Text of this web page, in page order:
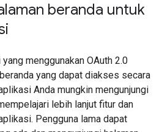
beranda untuk
menggunakan OAuth 2.0
yang dapat diakses secara
Anda mungkin mengunjungi
lebih lanjut fitur dan
Pengguna lama dapat